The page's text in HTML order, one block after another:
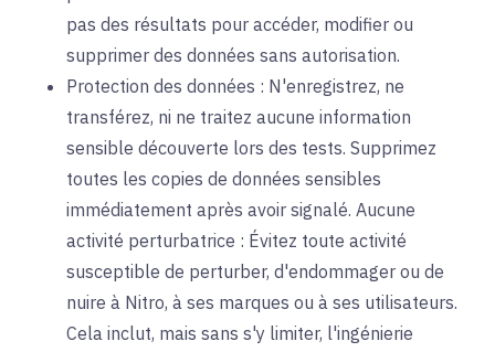
pas des résultats pour accéder, modifier ou
supprimer des données sans autorisation.
Protection des données : N'enregistrez, ne
transférez, ni ne traitez aucune information
sensible découverte lors des tests. Supprimez
toutes les copies de données sensibles
immédiatement après avoir signalé. Aucune
activité perturbatrice : Évitez toute activité
susceptible de perturber, d'endommager ou de
nuire à Nitro, à ses marques ou à ses utilisateurs.
Cela inclut, mais sans s'y limiter, l'ingénierie